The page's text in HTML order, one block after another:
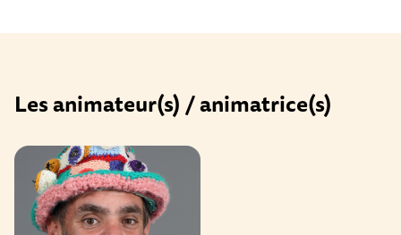
Les animateur(s) / animatrice(s)